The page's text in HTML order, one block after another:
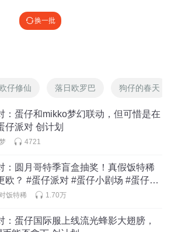
换一批
欧仔修仙 落日欧罗巴 狗仔的春天
：蛋仔和mikko梦幻联动，但可惜是在
仔派对 创计划
4721
：圆月哥特季盲盒抽奖！真假饭特稀
欧？ #蛋仔派对 #蛋仔小剧场 #蛋仔打
#蛋仔派对创计划 #蛋仔s19圆月哥特
饭特稀 1.70万
：蛋仔国际服上线流光蜂影大翅膀，